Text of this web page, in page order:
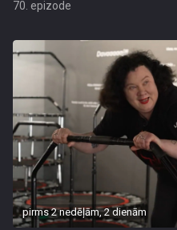
70. epizode
pirms 2 nedēļām, 2 dienām